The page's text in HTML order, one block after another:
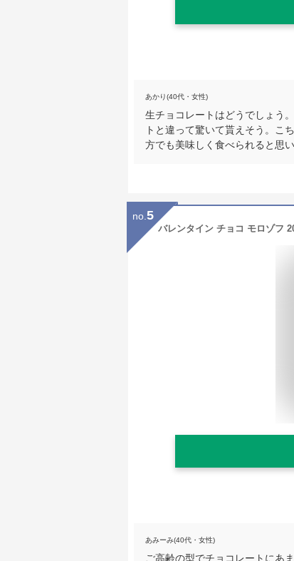
あかり(40代・女性)
生チョコレートはどうでしょう
トと違って驚いて貰えそう。こ
方でも美味しく食べられると思い
no. 5
あみーみ(40代・女性)
ご高齢の型でチョコレートにあ